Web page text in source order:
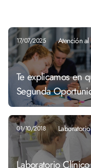
17/07/2025 Atención al
Te explicamos en
Segunda
01/10/2018 Laboratorio
Laboratorio